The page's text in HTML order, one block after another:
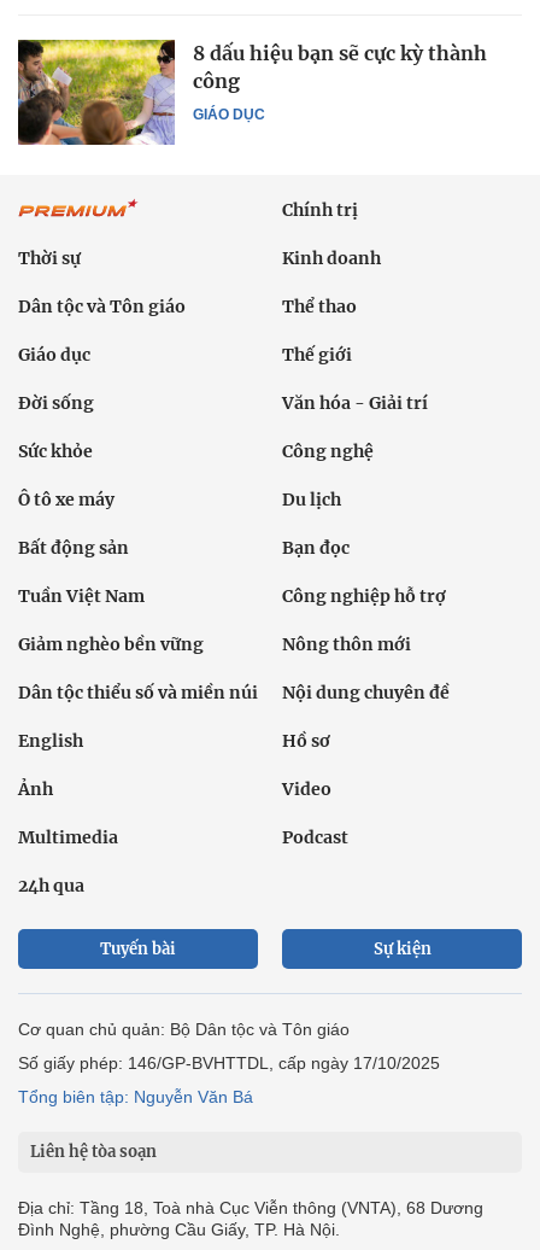
GIÁO DỤC
8 dấu hiệu bạn sẽ cực kỳ thành
công
Chính trị
Thời sự Kinh doanh
Dân tộc và Tôn giáo Thể thao
Giáo dục Thế giới
Đời sống Văn hóa - Giải trí
Sức khỏe Công nghệ
Ô tô xe máy Du lịch
Bất động sản Bạn đọc
Tuần Việt Nam Công nghiệp hỗ trợ
Giảm nghèo bền vững Nông thôn mới
Dân tộc thiểu số và miền núi Nội dung chuyên đề
English Hồ sơ
Ảnh Video
Multimedia Podcast
24h qua
Tuyến bài Sự kiện
Cơ quan chủ quản: Bộ Dân tộc và Tôn giáo
Số giấy phép: 146/GP-BVHTTDL, cấp ngày 17/10/2025
Tổng biên tập: Nguyễn Văn Bá
Liên hệ tòa soạn
Địa chỉ: Tầng 18, Toà nhà Cục Viễn thông (VNTA), 68 Dương
Đình Nghệ, phường Cầu Giấy, TP. Hà Nội.